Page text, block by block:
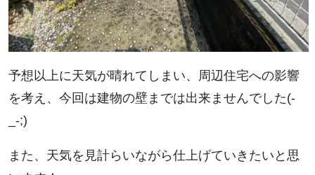
予想以上に天気が晴れてしまい、周辺住宅への影響
を考え、今回は建物の壁までは出来ませんでした(-
_-;)
また、天気を見計らいながら仕上げていきたいと思